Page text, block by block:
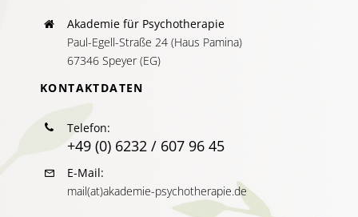
Akademie für Psychotherapie
Paul-Egell-Straße 24 (Haus Pamina)
67346 Speyer (EG)
KONTAKTDATEN
Telefon:
+49 (0) 6232 / 607 96 45
E-Mail:
mail(at)akademie-psychotherapie.de